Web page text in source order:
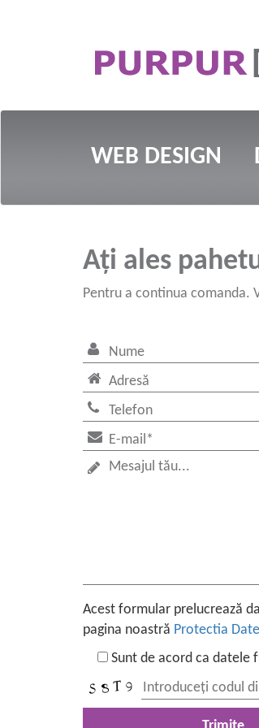
WEB DESIGN
Ați ales
Pentru a continua comanda.
Acest formular prelucrează
pagina noastră Protectia
Sunt de acord ca datele